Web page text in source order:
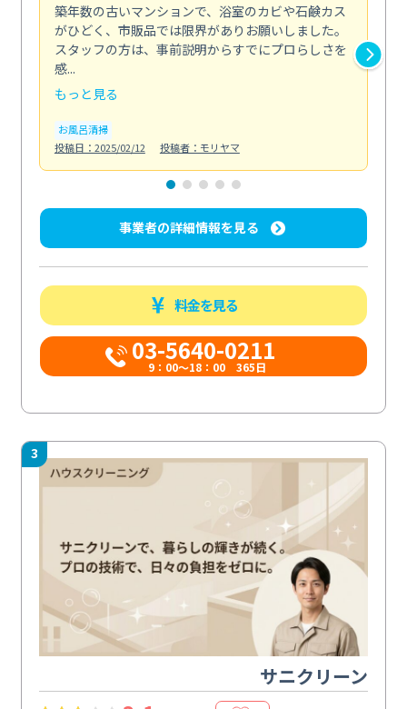
築年数の古いマンションで、浴室のカビや石鹸カス
がひどく、市販品では限界がありお願いしました。
スタッフの方は、事前説明からすでにプロらしさを
感...
もっと見る
お風呂清掃
投稿日：2025/02/12
投稿者：モリヤマ
事業者の詳細情報を見る
料金を見る
03-5640-0211
9：00～18：00 365日
3
サニクリーン